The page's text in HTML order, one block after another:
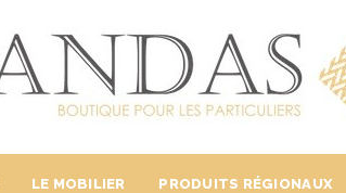
LE MOBILIER PRODUITS RÉGIONAUX